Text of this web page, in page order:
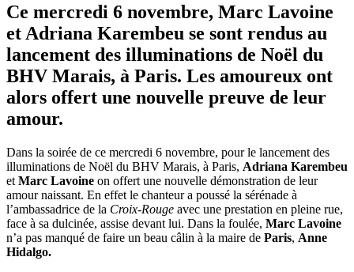
Ce mercredi 6 novembre, Marc Lavoine
et Adriana Karembeu se sont rendus au
lancement des illuminations de Noël du
BHV Marais, à Paris. Les amoureux ont
alors offert une nouvelle preuve de leur
amour.
Dans la soirée de ce mercredi 6 novembre, pour le lancement des
illuminations de Noël du BHV Marais, à Paris, Adriana Karembeu
et Marc Lavoine on offert une nouvelle démonstration de leur
amour naissant. En effet le chanteur a poussé la sérénade à
l’ambassadrice de la Croix-Rouge avec une prestation en pleine rue,
face à sa dulcinée, assise devant lui. Dans la foulée, Marc Lavoine
n’a pas manqué de faire un beau câlin à la maire de Paris, Anne
Hidalgo.